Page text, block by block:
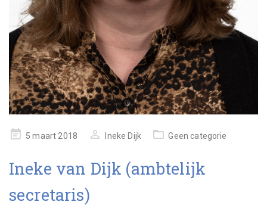
geplaatst
5 maart 2018 Ineke Dijk Geen categorie
Ineke van Dijk (ambtelijk
secretaris)